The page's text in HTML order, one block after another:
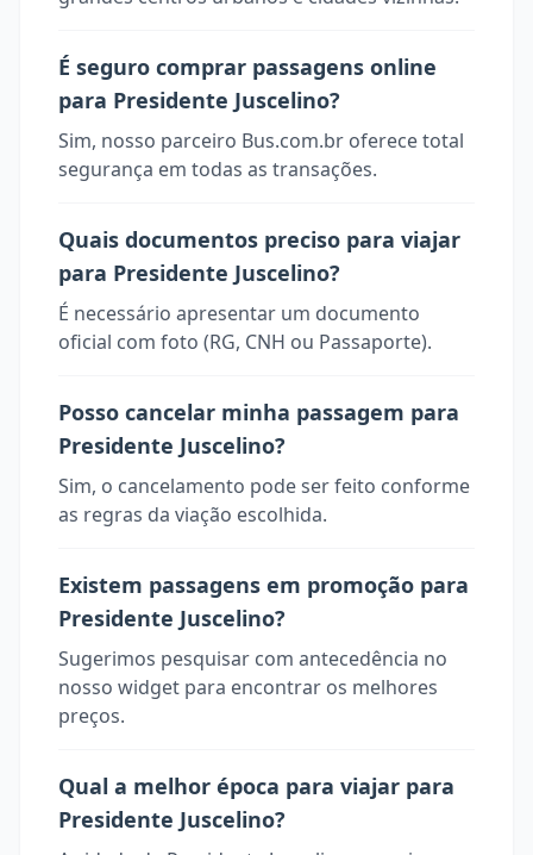
É seguro comprar passagens online
para Presidente Juscelino?
Sim, nosso parceiro Bus.com.br oferece total
segurança em todas as transações.
Quais documentos preciso para viajar
para Presidente Juscelino?
É necessário apresentar um documento
oficial com foto (RG, CNH ou Passaporte).
Posso cancelar minha passagem para
Presidente Juscelino?
Sim, o cancelamento pode ser feito conforme
as regras da viação escolhida.
Existem passagens em promoção para
Presidente Juscelino?
Sugerimos pesquisar com antecedência no
nosso widget para encontrar os melhores
preços.
Qual a melhor época para viajar para
Presidente Juscelino?